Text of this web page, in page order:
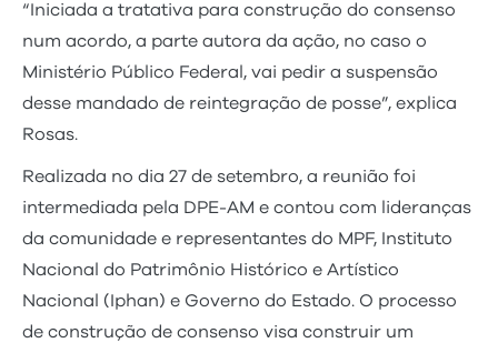
“Iniciada a tratativa para construção do consenso
num acordo, a parte autora da ação, no caso o
Ministério Público Federal, vai pedir a suspensão
desse mandado de reintegração de posse”, explica
Rosas.
Realizada no dia 27 de setembro, a reunião foi
intermediada pela DPE-AM e contou com lideranças
da comunidade e representantes do MPF, Instituto
Nacional do Patrimônio Histórico e Artístico
Nacional (Iphan) e Governo do Estado. O processo
de construção de consenso visa construir um